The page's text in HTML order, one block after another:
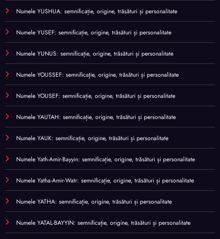
Numele YUSHUA: semnificație, origine, trăsături și personalitate
Numele YUSEF: semnificație, origine, trăsături și personalitate
Numele YUNUS: semnificație, origine, trăsături și personalitate
Numele YOUSSEF: semnificație, origine, trăsături și personalitate
Numele YOUSEF: semnificație, origine, trăsături și personalitate
Numele YAUTAH: semnificație, origine, trăsături și personalitate
Numele YAUK: semnificație, origine, trăsături și personalitate
Numele Yath-Amir-Bayyin: semnificație, origine, trăsături și personalitate
Numele Yatha-Amir-Watr: semnificație, origine, trăsături și personalitate
Numele YATHA: semnificație, origine, trăsături și personalitate
Numele YATAL-BAYYIN: semnificație, origine, trăsături și personalitate